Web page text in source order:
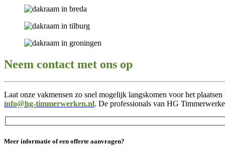
Neem contact met ons op
Laat onze vakmensen zo snel mogelijk langskomen voor het
info@hg-timmerwerken.nl. De professionals van HG
Meer informatie of een offerte aanvragen?